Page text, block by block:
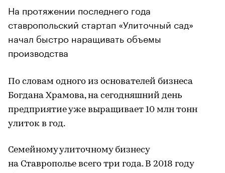
На протяжении последнего года
ставропольский стартап «Улиточный сад»
начал быстро наращивать объемы
производства
По словам одного из основателей бизнеса
Богдана Храмова, на сегодняшний день
предприятие уже выращивает 10 млн тонн
улиток в год.
Семейному улиточному бизнесу
на Ставрополье всего три года. В 2018 году